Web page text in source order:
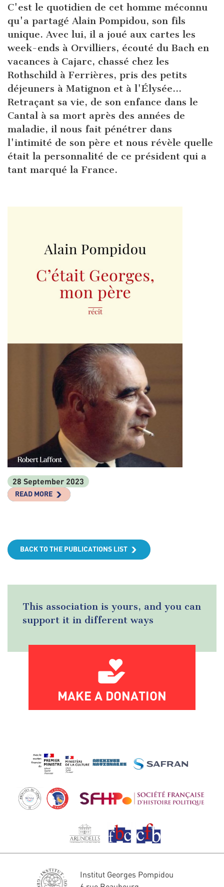
C'est le quotidien de cet homme méconnu
qu'a partagé Alain Pompidou, son fils
unique. Avec lui, il a joué aux cartes les
week-ends à Orvilliers, écouté du Bach en
vacances à Cajarc, chassé chez les
Rothschild à Ferrières, pris des petits
déjeuners à Matignon et à l'Élysée...
Retraçant sa vie, de son enfance dans le
Cantal à sa mort après des années de
maladie, il nous fait pénétrer dans
l'intimité de son père et nous révèle quelle
était la personnalité de ce président qui a
tant marqué la France.
28 September 2023
READ MORE
BACK TO THE PUBLICATIONS LIST
This association is yours, and you can
support it in different ways
MAKE A DONATION
Institut Georges Pompidou